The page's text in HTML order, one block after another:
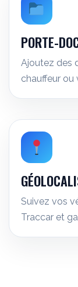
PORTE-
Ajoutez des
chauffeur ou
Suivez vos
Traccar et